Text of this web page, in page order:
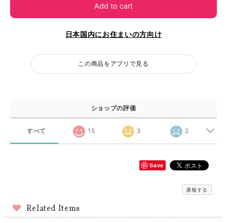
Add to cart
日本国内にお住まいの方向け
この商品をアプリで見る
ショップの評価
すべて 15 3 2
Save
通報する
Related Items